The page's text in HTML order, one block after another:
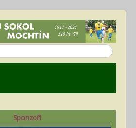
Sponzoři